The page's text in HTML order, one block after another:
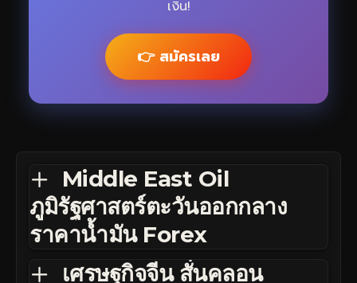
เงิน!
👉 สมัครเลย
Middle East Oil
ภูมิรัฐศาสตร์ตะวันออกกลาง
ราคาน้ำมัน Forex
เศรษฐกิจจีน สั่นคลอน